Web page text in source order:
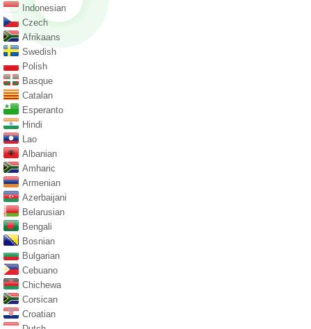
Indonesian
Czech
Afrikaans
Swedish
Polish
Basque
Catalan
Esperanto
Hindi
Lao
Albanian
Amharic
Armenian
Azerbaijani
Belarusian
Bengali
Bosnian
Bulgarian
Cebuano
Chichewa
Corsican
Croatian